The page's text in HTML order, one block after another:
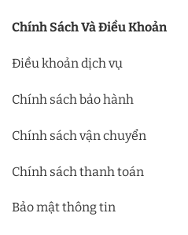
Chính Sách Và Điều Khoản
Điều khoản dịch vụ
Chính sách bảo hành
Chính sách vận chuyển
Chính sách thanh toán
Bảo mật thông tin